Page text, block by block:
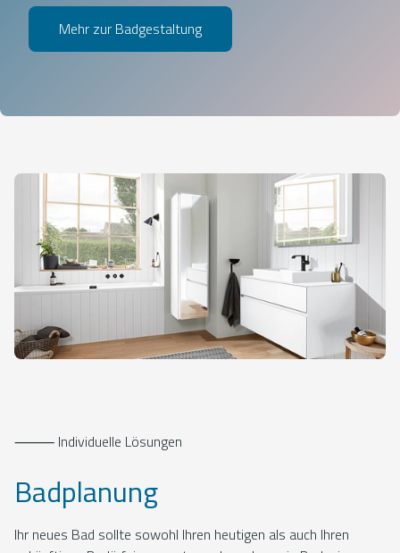
Mehr zur Badgestaltung
⸻ Individuelle Lösungen
Badplanung
Ihr neues Bad sollte sowohl Ihren heutigen als auch Ihren